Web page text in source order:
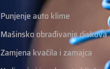
Punjenje auto klime
Mašinsko obrađivanje diskova
Zamjena kvačila i zamajca